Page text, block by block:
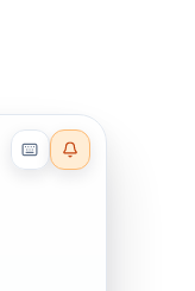
Reader effects on